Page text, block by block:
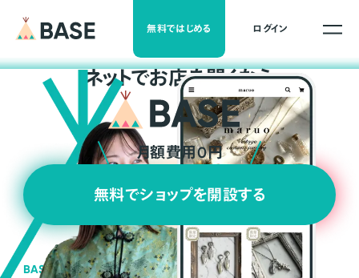
無料ではじめる ログイン
ネットでお店を開くなら
月額費用0円
無料でショップを開設する
BASEの強み